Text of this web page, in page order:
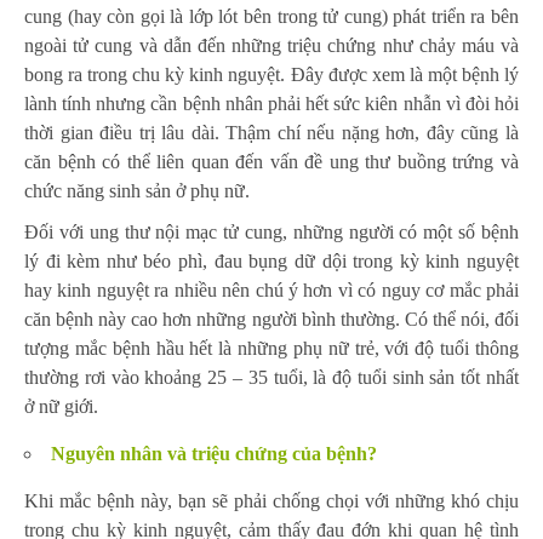
cung (hay còn gọi là lớp lót bên trong tử cung) phát triển ra bên
ngoài tử cung và dẫn đến những triệu chứng như chảy máu và
bong ra trong chu kỳ kinh nguyệt. Đây được xem là một bệnh lý
lành tính nhưng cần bệnh nhân phải hết sức kiên nhẫn vì đòi hỏi
thời gian điều trị lâu dài. Thậm chí nếu nặng hơn, đây cũng là
căn bệnh có thể liên quan đến vấn đề ung thư buồng trứng và
chức năng sinh sản ở phụ nữ.
Đối với ung thư nội mạc tử cung, những người có một số bệnh
lý đi kèm như béo phì, đau bụng dữ dội trong kỳ kinh nguyệt
hay kinh nguyệt ra nhiều nên chú ý hơn vì có nguy cơ mắc phải
căn bệnh này cao hơn những người bình thường. Có thể nói, đối
tượng mắc bệnh hầu hết là những phụ nữ trẻ, với độ tuổi thông
thường rơi vào khoảng 25 – 35 tuổi, là độ tuổi sinh sản tốt nhất
ở nữ giới.
Nguyên nhân và triệu chứng của bệnh?
Khi mắc bệnh này, bạn sẽ phải chống chọi với những khó chịu
trong chu kỳ kinh nguyệt, cảm thấy đau đớn khi quan hệ tình